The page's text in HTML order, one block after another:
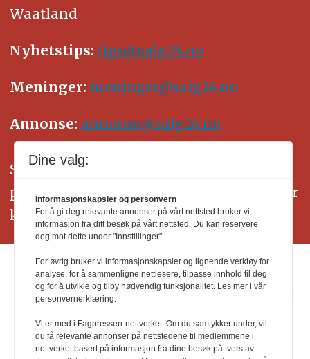
Waatland
Nyhetstips: tips@salg24.no
Meninger: meninger@salg24.no
Annonse: annonse@salg24.no
SALG24 arbeider etter Vær Varsom-
plakatens regler for god presseskikk. Her
kan du lese mer omPFUsarbeid.
Dine valg:
Informasjonskapsler og personvern
For å gi deg relevante annonser på vårt nettsted bruker vi
informasjon fra ditt besøk på vårt nettsted. Du kan reservere
deg mot dette under "Innstillinger".
For øvrig bruker vi informasjonskapsler og lignende verktøy for
analyse, for å sammenligne nettlesere, tilpasse innhold til deg
og for å utvikle og tilby nødvendig funksjonalitet. Les mer i vår
personvernerklæring.
Vi er med i Fagpressen-nettverket. Om du samtykker under, vil
du få relevante annonser på nettstedene til medlemmene i
nettverket basert på informasjon fra dine besøk på tvers av